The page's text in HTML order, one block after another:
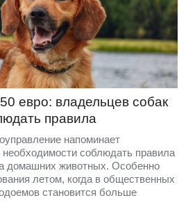
евро: владельцев собак
правила
напоминает
соблюдать правила
домашних животных. Особенно
летом, когда в общественных
становится больше